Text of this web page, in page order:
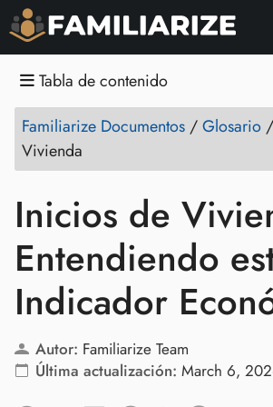
Tabla de contenido
Familiarize Documentos /Glosario /
Vivienda
Inicios de
Entendiendo
Indicador
Autor: Familiarize Team
Última actualización: March 6,